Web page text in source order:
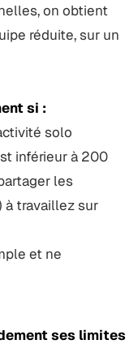
on obtient
réduite, sur un
si :
solo
inférieur à 200
les
à travaillez sur
et ne
ses limites